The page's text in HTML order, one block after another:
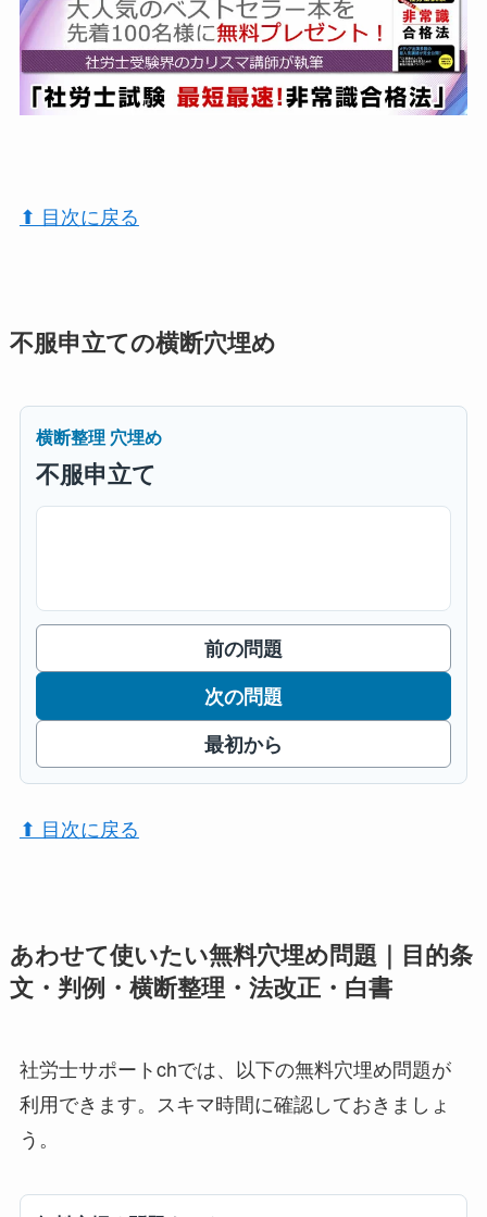
⬆︎ 目次に戻る
不服申立ての横断穴埋め
横断整理 穴埋め
不服申立て
前の問題
次の問題
最初から
⬆︎ 目次に戻る
あわせて使いたい無料穴埋め問題｜目的条
文・判例・横断整理・法改正・白書
社労士サポートchでは、以下の無料穴埋め問題が
利用できます。スキマ時間に確認しておきましょ
う。